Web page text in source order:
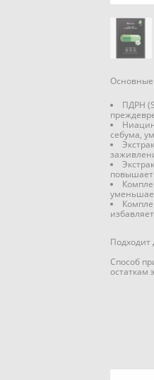
ПДРН
себума,
Подходит
Способ
остаткам